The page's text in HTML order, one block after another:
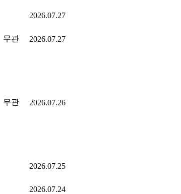
2026.07.27
무관 2026.07.27
무관 2026.07.26
2026.07.25
2026.07.24